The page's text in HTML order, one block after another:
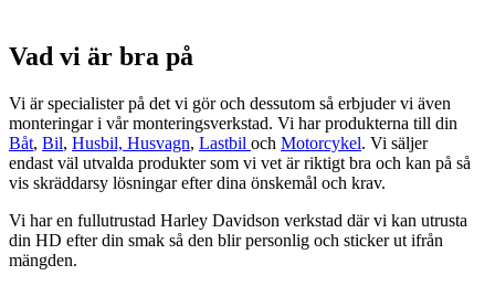
Vad vi är bra på
Vi är specialister på det vi gör och dessutom så erbjuder vi även
monteringar i vår monteringsverkstad. Vi har produkterna till din
Båt, Bil, Husbil, Husvagn, Lastbil och Motorcykel. Vi säljer
endast väl utvalda produkter som vi vet är riktigt bra och kan på så
vis skräddarsy lösningar efter dina önskemål och krav.
Vi har en fullutrustad Harley Davidson verkstad där vi kan utrusta
din HD efter din smak så den blir personlig och sticker ut ifrån
mängden.